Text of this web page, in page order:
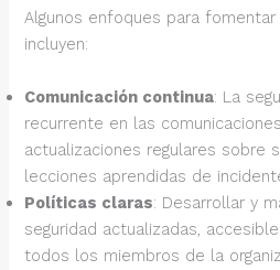
Algunos enfoques para
incluyen:
Comunicación continua: La
recurrente en las
actualizaciones regulares sobre
lecciones aprendidas de
Políticas claras: Desarrollar y
seguridad actualizadas,
todos los miembros de la